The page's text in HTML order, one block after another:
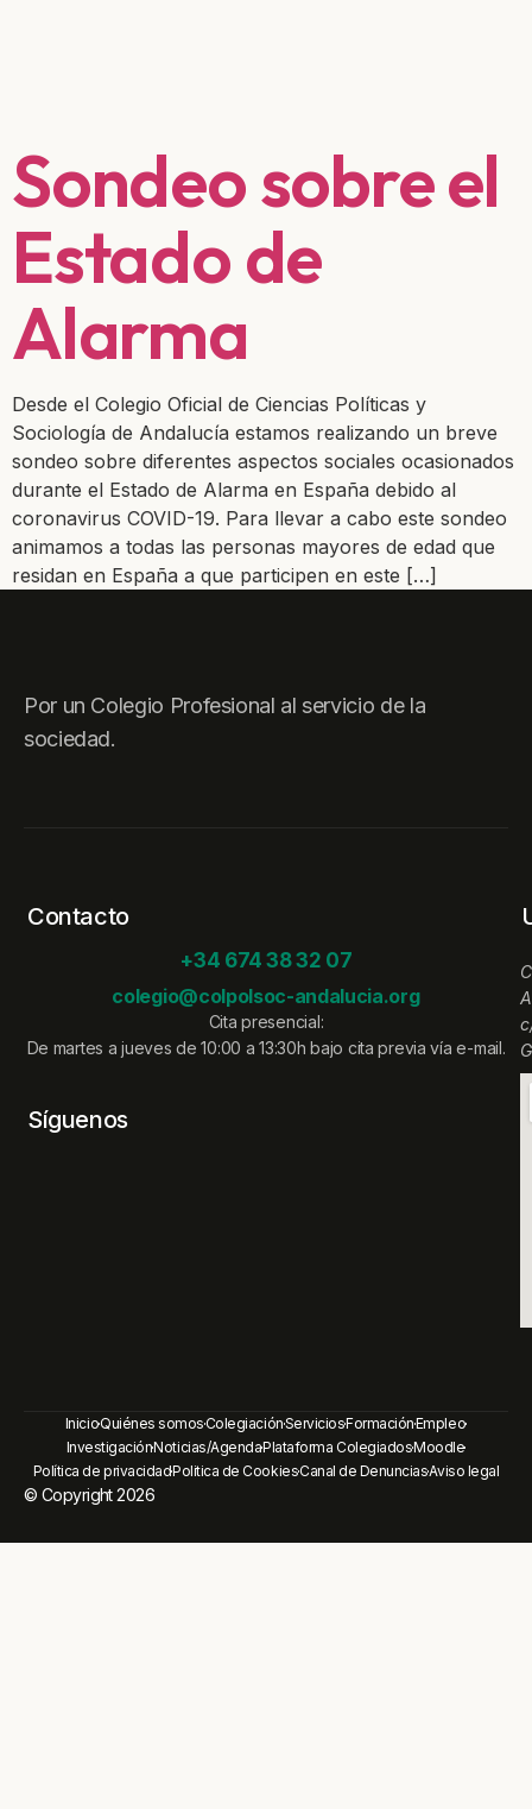
Sondeo sobre el
Estado de
Alarma
Desde el Colegio Oficial de Ciencias Políticas y
Sociología de Andalucía estamos realizando un breve
sondeo sobre diferentes aspectos sociales ocasionados
durante el Estado de Alarma en España debido al
coronavirus COVID-19. Para llevar a cabo este sondeo
animamos a todas las personas mayores de edad que
residan en España a que participen en este […]
Por un Colegio Profesional al servicio de la
sociedad.
Contacto
+34 674 38 32 07
colegio@colpolsoc-andalucia.org
Cita presencial:
De martes a jueves de 10:00 a 13:30h bajo cita previa vía e-mail.
Síguenos
InicioQuiénes somosColegiaciónServiciosFormaciónEmpleo
InvestigaciónNoticias/AgendaPlataforma ColegiadosMoodle
Política de privacidadPolitica de CookiesCanal de DenunciasAviso legal
© Copyright 2026